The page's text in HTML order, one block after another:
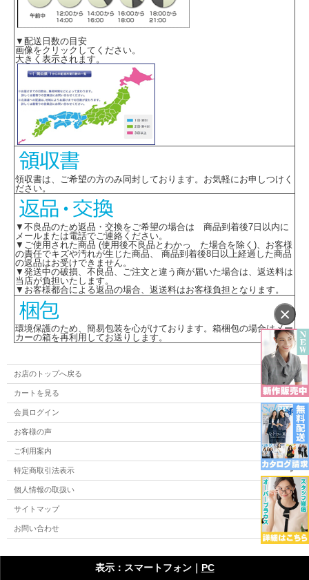
×
▼配送日数の目安
画像をクリックしてください。
大きく表示されます。
領収書は、ご希望の方のみ同封しております。お気軽にお申しつけく
ださい。
▼不良品のため返品・交換をご希望の場合は 商品到着後7日以内に
メールまたは電話でご連絡ください。
▼ご使用された商品 (使用後不良品とわかっ た場合を除く)、お客様
の責任でキズや汚れが生じた商品、 商品到着後8日以上経過した商品
の返品はお受けできません。
▼発送中の破損、不良品、ご注文と違う商が届いた場合は、返送料は
当店が負担いたします。
▼お客様都合による返品の場合、返送料はお客様負担となります。
環境保護のため、簡易包装を心がけております。箱梱包の場合はメー
カーの箱を再利用してお送りします。
お店のトップへ戻る
カートを見る
会員ログイン
お客様の声
ご利用案内
特定商取引法表示
個人情報の取扱い
サイトマップ
お問い合わせ
表示：スマートフォン｜ PC